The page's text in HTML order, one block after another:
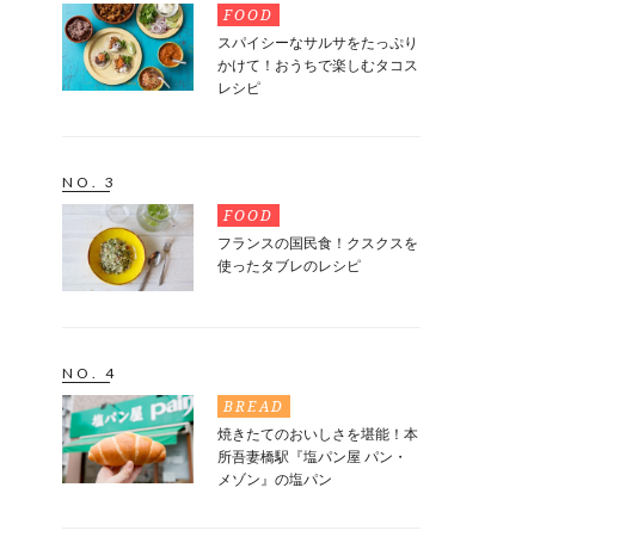
FOOD
スパイシーなサルサをたっぷり
かけて！おうちで楽しむタコス
レシピ
NO. 3
FOOD
フランスの国民食！クスクスを
使ったタブレのレシピ
NO. 4
BREAD
焼きたてのおいしさを堪能！本
所吾妻橋駅『塩パン屋 パン・
メゾン』の塩パン